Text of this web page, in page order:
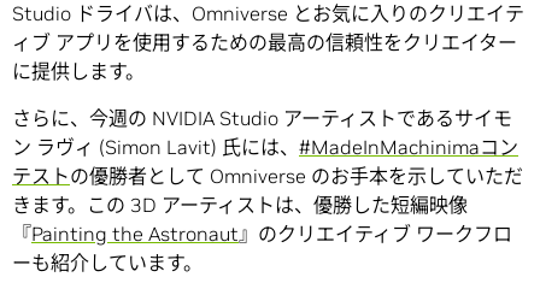
Studio ドライバは、Omniverse とお気に入りのクリエイテ
ィブ アプリを使用するための最高の信頼性をクリエイター
に提供します。
さらに、今週の NVIDIA Studio アーティストであるサイモ
ン ラヴィ (Simon Lavit) 氏には、 #MadeInMachinimaコン
テストの優勝者として Omniverse のお手本を示していただ
きます。この 3D アーティストは、優勝した短編映像
『Painting the Astronaut』のクリエイティブ ワークフロ
ーも紹介しています。